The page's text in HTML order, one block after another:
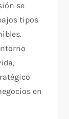
se
tipos
en